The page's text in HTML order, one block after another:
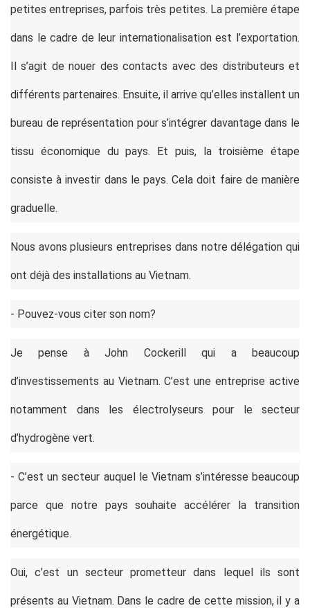
petites entreprises, parfois très petites. La première étape
dans le cadre de leur internationalisation est l’exportation.
Il s’agit de nouer des contacts avec des distributeurs et
différents partenaires. Ensuite, il arrive qu’elles installent un
bureau de représentation pour s’intégrer davantage dans le
tissu économique du pays. Et puis, la troisième étape
consiste à investir dans le pays. Cela doit faire de manière
graduelle.
Nous avons plusieurs entreprises dans notre délégation qui
ont déjà des installations au Vietnam.
- Pouvez-vous citer son nom?
Je pense à John Cockerill qui a beaucoup
d’investissements au Vietnam. C’est une entreprise active
notamment dans les électrolyseurs pour le secteur
d’hydrogène vert.
- C’est un secteur auquel le Vietnam s’intéresse beaucoup
parce que notre pays souhaite accélérer la transition
énergétique.
Oui, c’est un secteur prometteur dans lequel ils sont
présents au Vietnam. Dans le cadre de cette mission, il y a